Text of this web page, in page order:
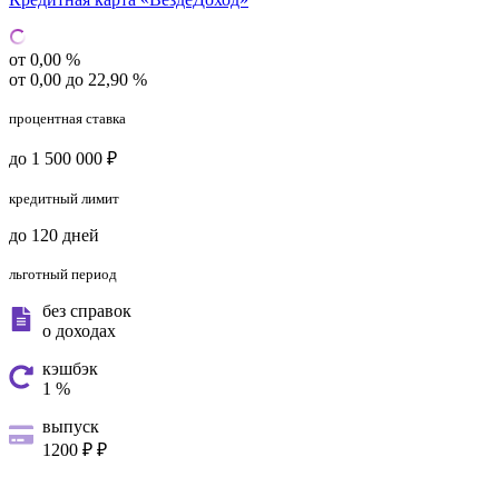
от 0,00 %
от 0,00 до 22,90 %
процентная ставка
до 1 500 000 ₽
кредитный лимит
до 120 дней
льготный период
без справок
о доходах
кэшбэк
1 %
выпуск
1200 ₽ ₽